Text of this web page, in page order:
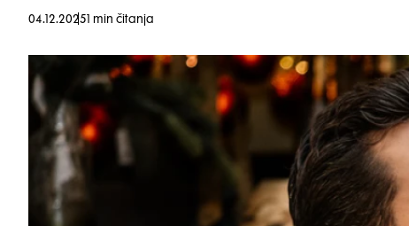
04.12.2025 1 min čitanja